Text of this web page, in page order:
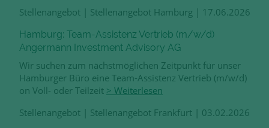
Stellenangebot | Stellenangebot Hamburg | 17.06.2026
Hamburg: Team-Assistenz Vertrieb (m/w/d)
Angermann Investment Advisory AG
Wir suchen zum nächstmöglichen Zeitpunkt für unser
Hamburger Büro eine Team-Assistenz Vertrieb (m/w/d)
on Voll- oder Teilzeit > Weiterlesen
Stellenangebot | Stellenangebot Frankfurt | 03.02.2026